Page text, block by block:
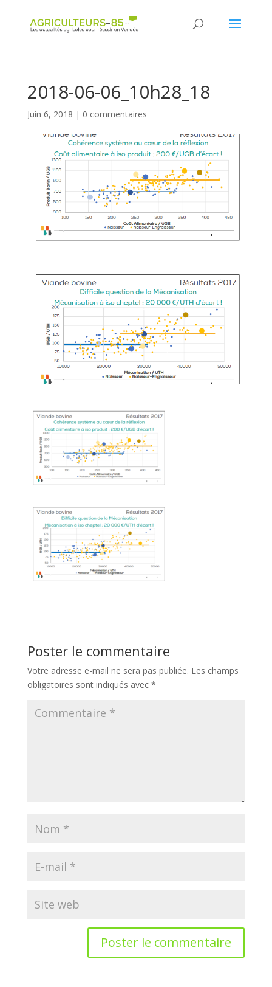
2018-06-06_10h28_18
Juin 6, 2018 | 0 commentaires
Poster le commentaire
Votre adresse e-mail ne sera pas publiée. Les champs
obligatoires sont indiqués avec *